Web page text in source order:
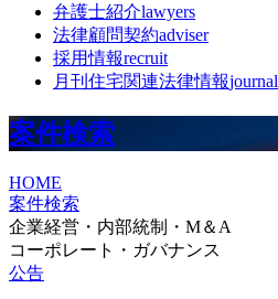
弁護士紹介lawyers
法律顧問契約adviser
採用情報recruit
月刊住宅関連法律情報journal
案件検索
HOME
案件検索
企業経営・内部統制・M＆A
コーポレート・ガバナンス
公告